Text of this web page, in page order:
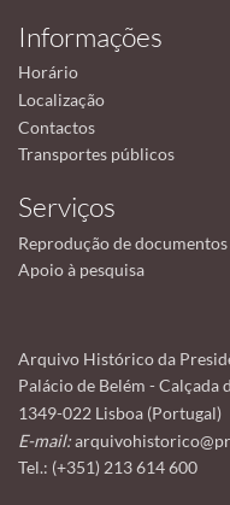
Informações
Horário
Localização
Contactos
Transportes públicos
Serviços
Reprodução de documentos
Apoio à pesquisa
Arquivo Histórico da
Palácio de Belém - Calçada
1349-022 Lisboa (Portugal)
E-mail:
Tel.: (+351) 213 614 600